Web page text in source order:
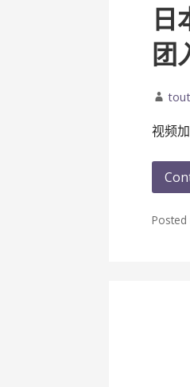
日
团
视频
Posted